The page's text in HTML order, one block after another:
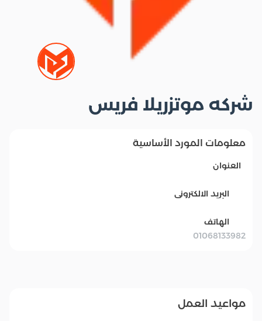
شركه موتزريلا فريس
معلومات المورد الأساسية
العنوان
البريد الالكترونى
الهاتف
01068133982
مواعيد العمل